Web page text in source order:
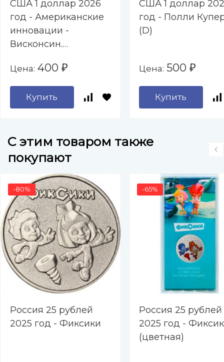
США 1 доллар 2026
год - Американские
инновации -
Висконсин.
Cray-1 (D)
Цена: 400 ₽
Купить
США 1 доллар
год - Полли
(D)
Цена: 500 ₽
Купить
C этим товаром также
покупают
-80%
Россия 25 рублей
2025 год - Фиксики
-65%
Россия 25 рублей
2025 год -
(цветная)